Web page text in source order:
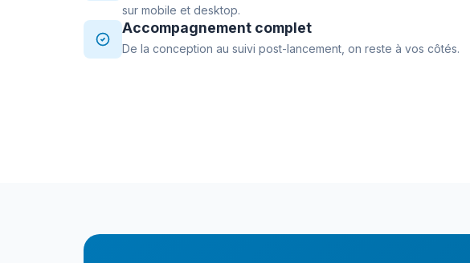
sur mobile et desktop.
Accompagnement complet
De la conception au suivi post-lancement, on reste à vos côtés.